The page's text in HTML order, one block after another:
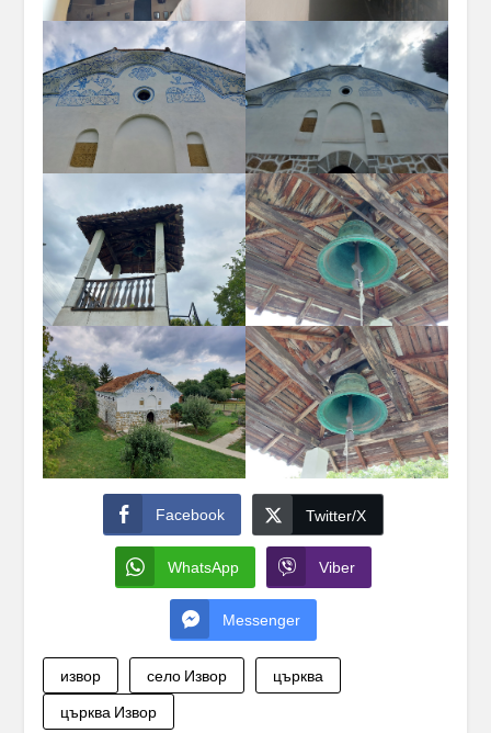
Facebook Twitter/X
WhatsApp Viber
Messenger
извор село Извор
църква
църква Извор